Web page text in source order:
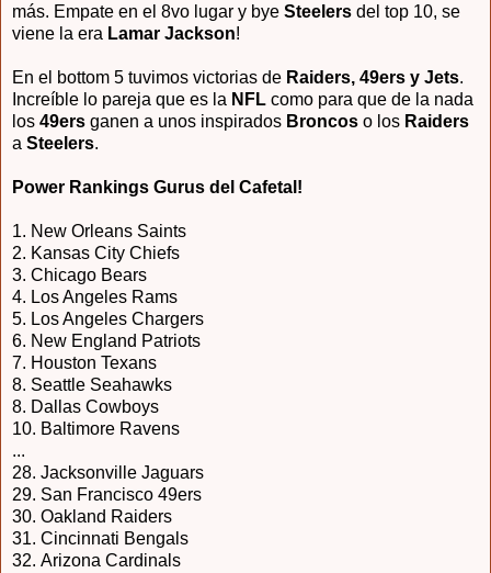
más. Empate en el 8vo lugar y bye Steelers del top 10, se
viene la era Lamar Jackson!
En el bottom 5 tuvimos victorias de Raiders, 49ers y Jets.
Increíble lo pareja que es la NFL como para que de la nada
los 49ers ganen a unos inspirados Broncos o los Raiders
a Steelers.
Power Rankings Gurus del Cafetal!
1. New Orleans Saints
2. Kansas City Chiefs
3. Chicago Bears
4. Los Angeles Rams
5. Los Angeles Chargers
6. New England Patriots
7. Houston Texans
8. Seattle Seahawks
8. Dallas Cowboys
10. Baltimore Ravens
...
28. Jacksonville Jaguars
29. San Francisco 49ers
30. Oakland Raiders
31. Cincinnati Bengals
32. Arizona Cardinals